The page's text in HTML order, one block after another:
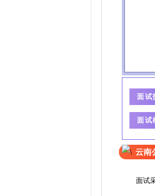
面试
面试
云南
面试